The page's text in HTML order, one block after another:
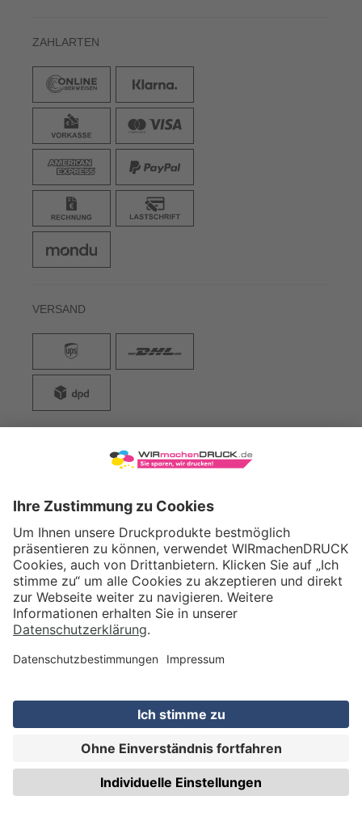
ZAHLARTEN
VERSAND
WIRmachenDRUCK GmbH
71522 Backnang
Tel.: +49 (0) 711 995 982 - 20
Fax: +49 (0) 711 995 982 - 21
SOCIAL MEDIA